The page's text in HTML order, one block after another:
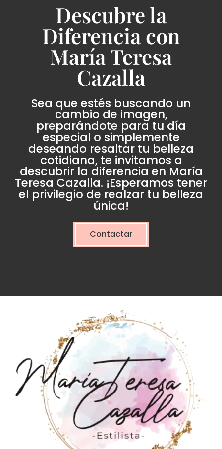
Descubre la
Diferencia con
María Teresa
Cazalla
Sea que estés buscando un
cambio de imagen,
preparándote para tu día
especial o simplemente
deseando resaltar tu belleza
cotidiana, te invitamos a
descubrir la diferencia en María
Teresa Cazalla. ¡Esperamos tener
el privilegio de realzar tu belleza
única!
Contactar